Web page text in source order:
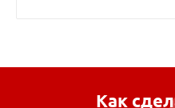
Как